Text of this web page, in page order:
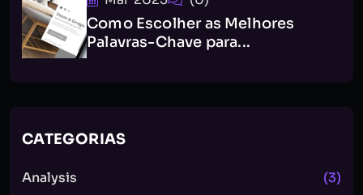
Como Escolher as Melhores
Palavras-Chave para...
CATEGORIAS
Analysis (3)